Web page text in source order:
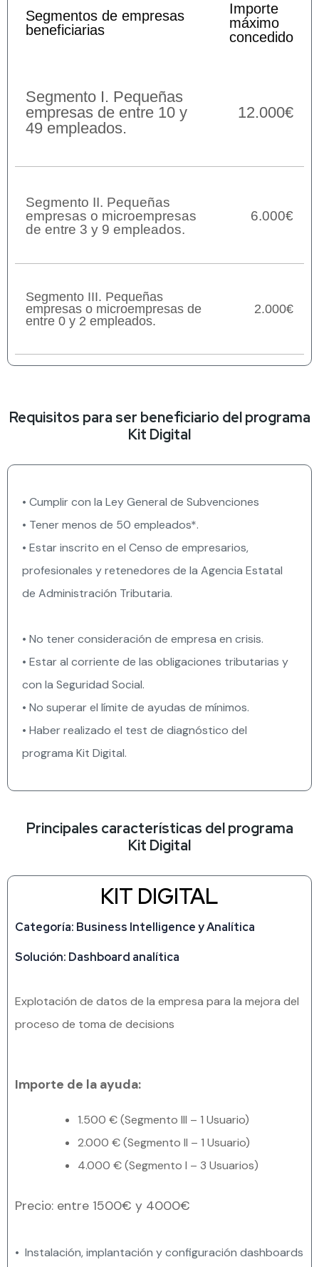
Segmentos de empresas
beneficiarias
Importe
máximo
concedido
Segmento I. Pequeñas
empresas de entre 10 y
49 empleados.
12.000€
Segmento II. Pequeñas
empresas o microempresas
de entre 3 y 9 empleados.
6.000€
Segmento III. Pequeñas
empresas o microempresas de
entre 0 y 2 empleados.
2.000€
Requisitos para ser beneficiario del programa
Kit Digital
• Cumplir con la Ley General de Subvenciones
• Tener menos de 50 empleados*.
• Estar inscrito en el Censo de empresarios,
profesionales y retenedores de la Agencia Estatal
de Administración Tributaria.
• No tener consideración de empresa en crisis.
• Estar al corriente de las obligaciones tributarias y
con la Seguridad Social.
• No superar el límite de ayudas de mínimos.
• Haber realizado el test de diagnóstico del
programa Kit Digital.
Principales características del programa
Kit Digital
KIT DIGITAL
Categoría: Business Intelligence y Analítica
Solución: Dashboard analítica
Explotación de datos de la empresa para la mejora del
proceso de toma de decisions
Importe de la ayuda:
1.500 € (Segmento III – 1 Usuario)
2.000 € (Segmento II – 1 Usuario)
4.000 € (Segmento I – 3 Usuarios)
Precio: entre 1500€ y 4000€
• Instalación, implantación y configuración dashboards